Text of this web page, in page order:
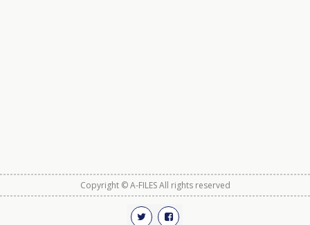
Copyright © A-FILES All rights reserved